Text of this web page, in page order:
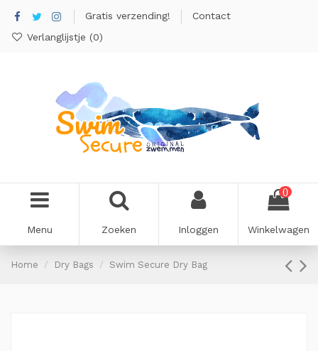
Gratis verzending!
Contact
Verlanglijstje (0)
Menu Zoeken Inloggen
0
Winkelwagen
Home Dry Bags Swim Secure Dry Bag